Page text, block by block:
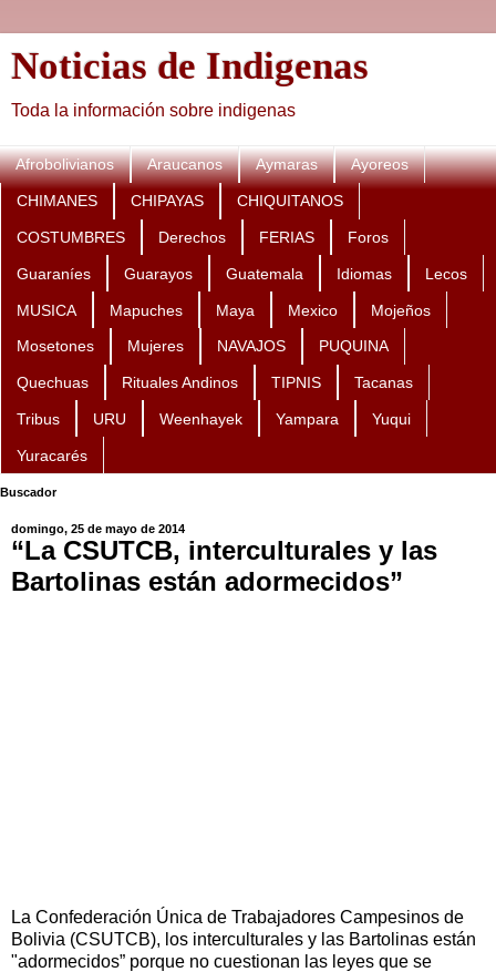
Noticias de Indigenas
Toda la información sobre indigenas
Afrobolivianos Araucanos Aymaras Ayoreos
CHIMANES CHIPAYAS CHIQUITANOS
COSTUMBRES Derechos FERIAS Foros
Guaraníes Guarayos Guatemala Idiomas Lecos
MUSICA Mapuches Maya Mexico Mojeños
Mosetones Mujeres NAVAJOS PUQUINA
Quechuas Rituales Andinos TIPNIS Tacanas
Tribus URU Weenhayek Yampara Yuqui
Yuracarés
Buscador
domingo, 25 de mayo de 2014
“La CSUTCB, interculturales y las
Bartolinas están adormecidos”
La Confederación Única de Trabajadores Campesinos de
Bolivia (CSUTCB), los interculturales y las Bartolinas están
"adormecidos” porque no cuestionan las leyes que se